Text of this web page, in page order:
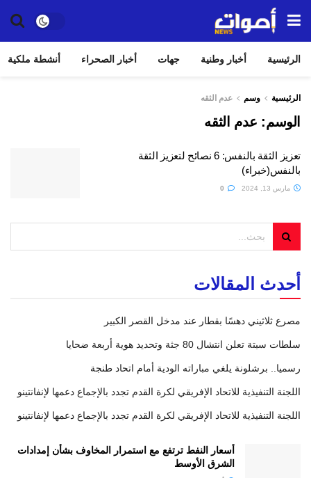
الرئيسية أخبار وطنية جهات أخبار الصحراء أنشطة ملكية
الرئيسية وسم عدم الثقه
الوسم: عدم الثقه
تعزيز الثقة بالنفس: 6 نصائح لتعزيز الثقة
بالنفس(خبراء)
مارس 13, 2024
أحدث المقالات
مصرع ثلاثيني دهسًا بقطار عند مدخل القصر الكبير
سلطات سبتة تعلن انتشال 80 جثة وتحديد هوية أربعة ضحايا
رسميا.. برشلونة يلغي مباراته الودية أمام اتحاد طنجة
اللجنة التنفيذية للاتحاد الإفريقي لكرة القدم تجدد بالإجماع دعمها لإنفانتينو
اللجنة التنفيذية للاتحاد الإفريقي لكرة القدم تجدد بالإجماع دعمها لإنفانتينو
أسعار النفط ترتفع مع استمرار المخاوف بشأن إمدادات
الشرق الأوسط